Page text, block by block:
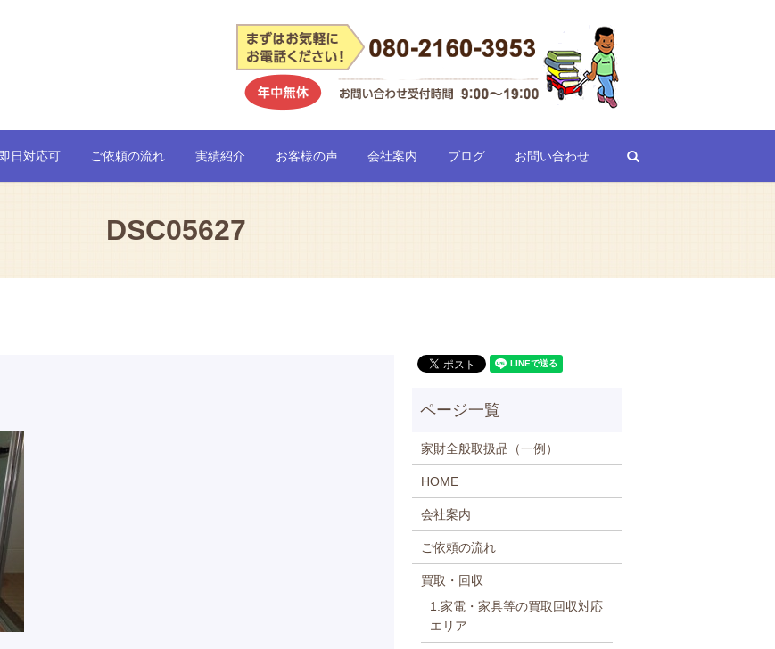
日対応可 ご依頼の流れ 実績紹介 お客様の声 会社案内 ブログ お問い合わせ
DSC05627
家財全般取扱品（一例）
HOME
会社案内
ご依頼の流れ
買取・回収
1.家電・家具等の買取回収対応
エリア